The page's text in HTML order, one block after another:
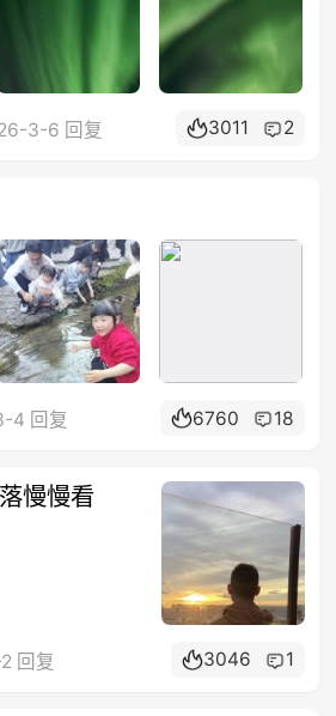
3-6 回复 3011 2
4 回复 6760 18
慢慢看
回复 3046 1